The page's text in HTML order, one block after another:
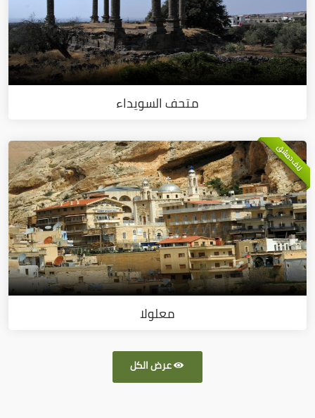
متحف السويداء
ريف دمشق
معلولا
عرض الكل